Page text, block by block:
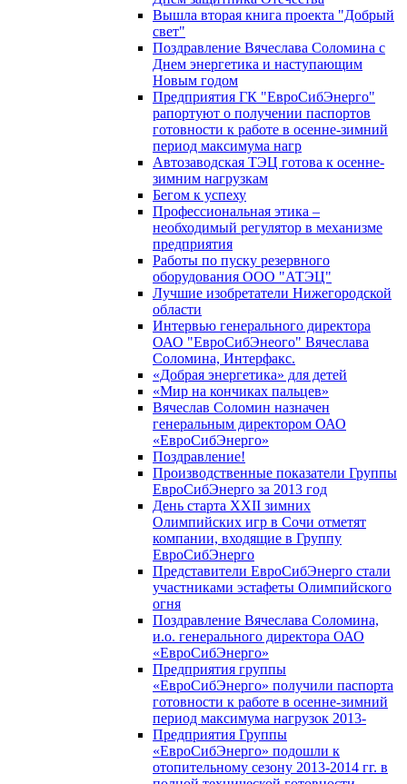
Вышла вторая книга проекта "Добрый
свет"
Поздравление Вячеслава Соломина с
Днем энергетика и наступающим
Новым годом
Предприятия ГК "ЕвроСибЭнерго"
рапортуют о получении паспортов
готовности к работе в осенне-зимний
период максимума нагр
Автозаводская ТЭЦ готова к осенне-
зимним нагрузкам
Бегом к успеху
Профессиональная этика –
необходимый регулятор в механизме
предприятия
Работы по пуску резервного
оборудования ООО "АТЭЦ"
Лучшие изобретатели Нижегородской
области
Интервью генерального директора
ОАО "ЕвроСибЭнеого" Вячеслава
Соломина, Интерфакс.
«Добрая энергетика» для детей
«Мир на кончиках пальцев»
Вячеслав Соломин назначен
генеральным директором ОАО
«ЕвроСибЭнерго»
Поздравление!
Производственные показатели Группы
ЕвроСибЭнерго за 2013 год
День старта XXII зимних
Олимпийских игр в Сочи отметят
компании, входящие в Группу
ЕвроСибЭнерго
Представители ЕвроСибЭнерго стали
участниками эстафеты Олимпийского
огня
Поздравление Вячеслава Соломина,
и.о. генерального директора ОАО
«ЕвроСибЭнерго»
Предприятия группы
«ЕвроСибЭнерго» получили паспорта
готовности к работе в осенне-зимний
период максимума нагрузок 2013-
Предприятия Группы
«ЕвроСибЭнерго» подошли к
отопительному сезону 2013-2014 гг. в